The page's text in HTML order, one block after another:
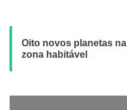
Oito novos planetas na
zona habitável